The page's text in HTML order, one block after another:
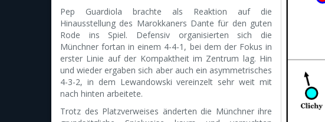
Pep Guardiola brachte als Reaktion auf die
Hinausstellung des Marokkaners Dante für den guten
Rode ins Spiel. Defensiv organisierten sich die
Münchner fortan in einem 4-4-1, bei dem der Fokus in
erster Linie auf der Kompaktheit im Zentrum lag. Hin
und wieder ergaben sich aber auch ein asymmetrisches
4-3-2, in dem Lewandowski vereinzelt sehr weit mit
nach hinten arbeitete.
Trotz des Platzverweises änderten die Münchner ihre